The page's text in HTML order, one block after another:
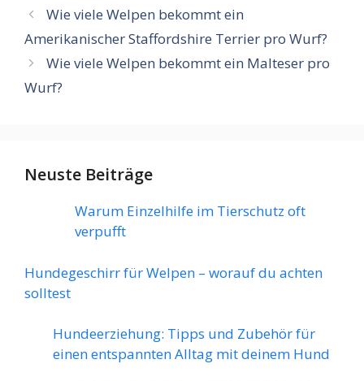
Wie viele Welpen bekommt ein
Amerikanischer Staffordshire Terrier pro Wurf?
Wie viele Welpen bekommt ein Malteser pro
Wurf?
Neuste Beiträge
Warum Einzelhilfe im Tierschutz oft
verpufft
Hundegeschirr für Welpen – worauf du achten
solltest
Hundeerziehung: Tipps und Zubehör für
einen entspannten Alltag mit deinem Hund